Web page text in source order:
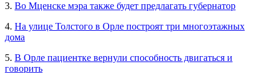
3. Во Мценске мэра также будет предлагать губернатор
4. На улице Толстого в Орле построят три многоэтажных
дома
5. В Орле пациентке вернули способность двигаться и
говорить